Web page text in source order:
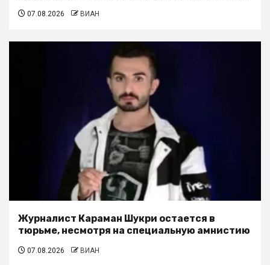
07.08.2026 ВИАН
Журналист Караман Шукри остается в
тюрьме, несмотря на специальную амнистию
07.08.2026 ВИАН